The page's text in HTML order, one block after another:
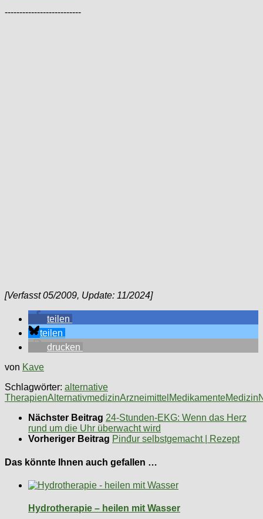
--------------------------
[Verfasst 05/2009, Update: 11/2024]
teilen
teilen
drucken
von Kave
Schlagwörter: alternative
TherapienAlternativmedizinArzneimittel MedikamenteMedizin
Nächster Beitrag 24-Stunden-EKG: Wenn das Herz
rund um die Uhr überwacht wird
Vorheriger Beitrag Pinđur selbstgemacht | Rezept
Das könnte Ihnen auch gefallen …
Hydrotherapie – heilen mit Wasser